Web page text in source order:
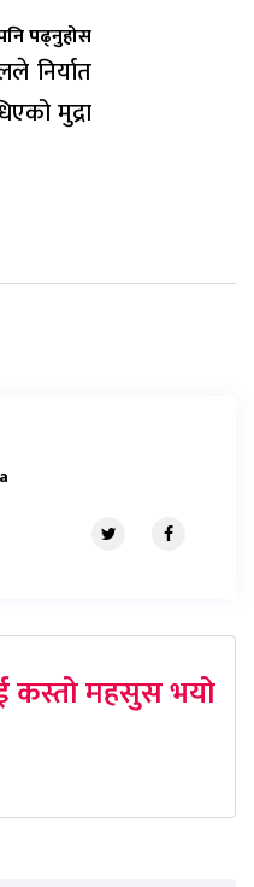
पढ्नुहोस
निर्यात
मुद्रा
कस्तो महसुस भयो